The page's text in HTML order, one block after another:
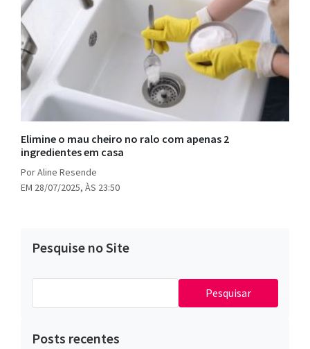
Elimine o mau cheiro no ralo com apenas 2
ingredientes em casa
Por Aline Resende
EM 28/07/2025, ÀS 23:50
Pesquise no Site
Posts recentes